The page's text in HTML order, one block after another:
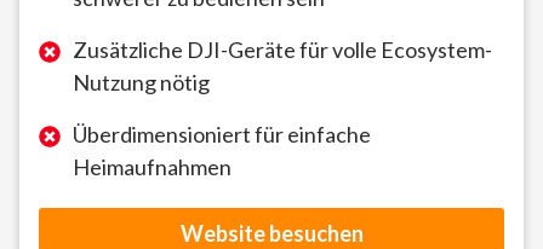
Zusätzliche DJI-Geräte für volle Ecosystem-
Nutzung nötig
Überdimensioniert für einfache
Heimaufnahmen
Website besuchen